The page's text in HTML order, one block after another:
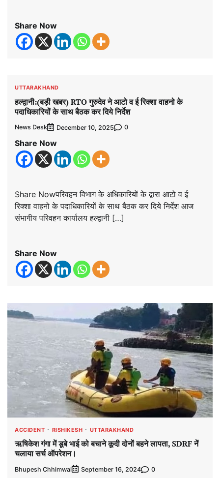
Share Now
UTTARAKHAND
हल्द्वानी:(बड़ी खबर) RTO गुरुदेव ने आटो व ई रिक्शा वाहनो के
पदाधिकारियों के साथ बैठक कर दिये निर्देश
News Desk December 10, 2025 0
Share Now
Share Nowपरिवहन विभाग के अधिकारियों के द्वारा आटो व ई
रिक्शा वाहनो के पदाधिकारियों के साथ बैठक कर दिये निर्देश आज
संभागीय परिवहन कार्यालय हल्द्वानी […]
Share Now
ACCIDENT RISHIKESH UTTARAKHAND
ऋषिकेश गंगा में डूबे भाई को बचाने कूदी दोनों बहने लापता, SDRF नें
चलाया सर्च ऑपरेशन।
Bhupesh Chhimwal September 16, 2024 0